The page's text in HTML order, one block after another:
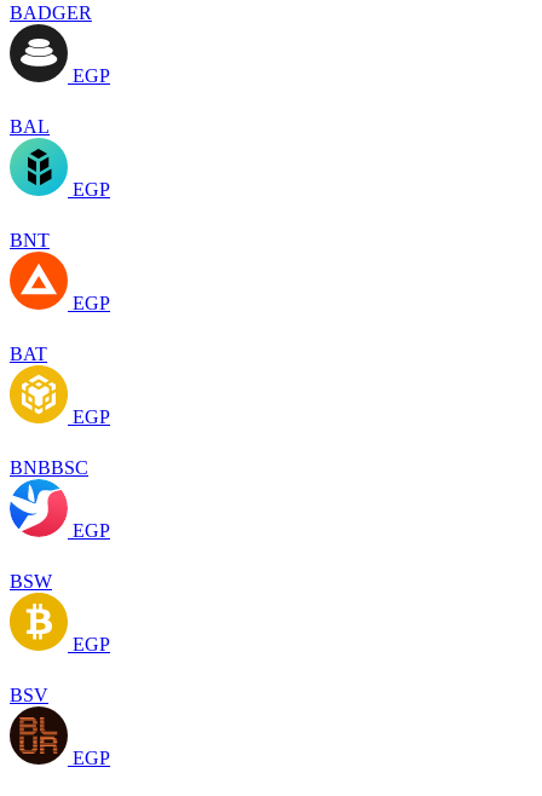
BADGER
EGP
BAL
EGP
BNT
EGP
BAT
EGP
BNBBSC
EGP
BSW
EGP
BSV
EGP